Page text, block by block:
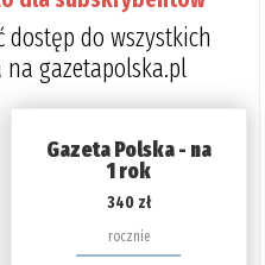
dostęp do wszystkich
gazetapolska.pl
Gazeta Polska - na
1 rok
340 zł
rocznie